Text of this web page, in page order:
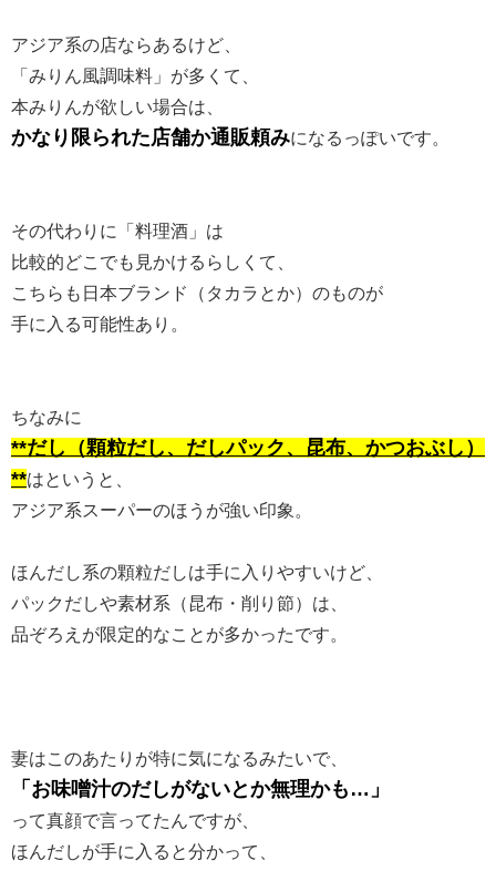
アジア系の店ならあるけど、
「みりん風調味料」が多くて、
本みりんが欲しい場合は、
かなり限られた店舗か通販頼みになるっぽいです。
その代わりに「料理酒」は
比較的どこでも見かけるらしくて、
こちらも日本ブランド（タカラとか）のものが
手に入る可能性あり。
ちなみに
**だし（顆粒だし、だしパック、昆布、かつおぶし）
**はというと、
アジア系スーパーのほうが強い印象。
ほんだし系の顆粒だしは手に入りやすいけど、
パックだしや素材系（昆布・削り節）は、
品ぞろえが限定的なことが多かったです。
妻はこのあたりが特に気になるみたいで、
「お味噌汁のだしがないとか無理かも…」
って真顔で言ってたんですが、
ほんだしが手に入ると分かって、